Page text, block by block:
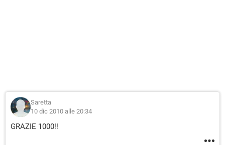
Saretta
10 dic 2010 alle 20:34
GRAZIE 1000!!